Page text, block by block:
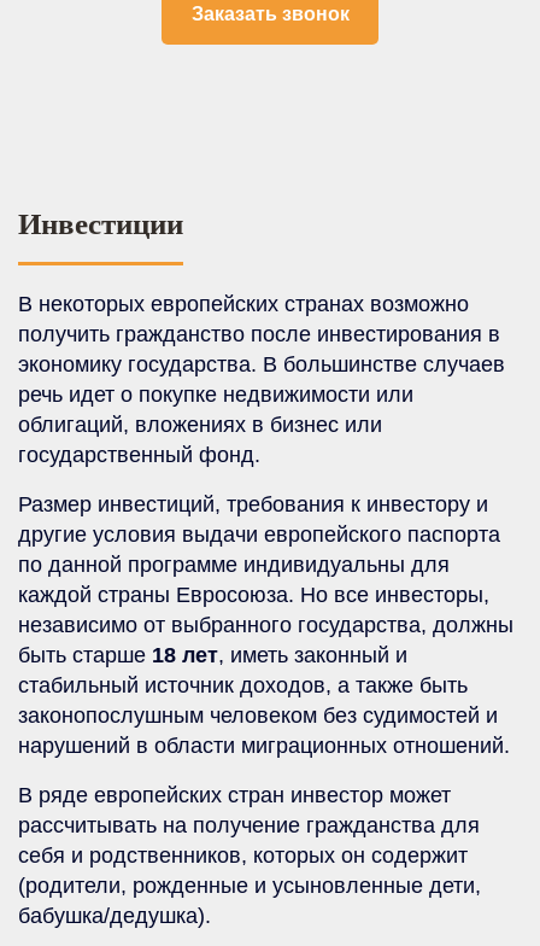
Инвестиции
В некоторых европейских странах возможно
получить гражданство после инвестирования в
экономику государства. В большинстве случаев
речь идет о покупке недвижимости или
облигаций, вложениях в бизнес или
государственный фонд.
Размер инвестиций, требования к инвестору и
другие условия выдачи европейского паспорта
по данной программе индивидуальны для
каждой страны Евросоюза. Но все инвесторы,
независимо от выбранного государства, должны
быть старше 18 лет, иметь законный и
стабильный источник доходов, а также быть
законопослушным человеком без судимостей и
нарушений в области миграционных отношений.
В ряде европейских стран инвестор может
рассчитывать на получение гражданства для
себя и родственников, которых он содержит
(родители, рожденные и усыновленные дети,
бабушка/дедушка).